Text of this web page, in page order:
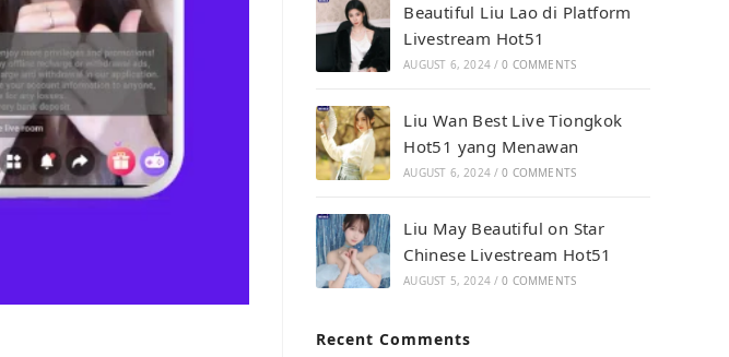
Beautiful Liu Lao di Platform
Livestream Hot51
AUGUST 6, 2024 / 0 COMMENTS
Liu Wan Best Live Tiongkok
Hot51 yang Menawan
AUGUST 6, 2024 / 0 COMMENTS
Liu May Beautiful on Star
Chinese Livestream Hot51
AUGUST 5, 2024 / 0 COMMENTS
Recent Comments